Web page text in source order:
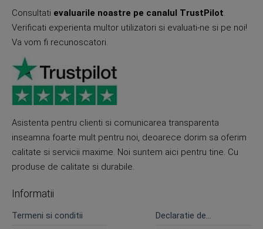
Consultati evaluarile noastre pe canalul TrustPilot.
Verificati experienta multor utilizatori si evaluati-ne si pe noi!
Va vom fi recunoscatori.
Asistenta pentru clienti si comunicarea transparenta
inseamna foarte mult pentru noi, deoarece dorim sa oferim
calitate si servicii maxime. Noi suntem aici pentru tine. Cu
produse de calitate si durabile.
Informatii
Termeni si conditii
Declaratie de